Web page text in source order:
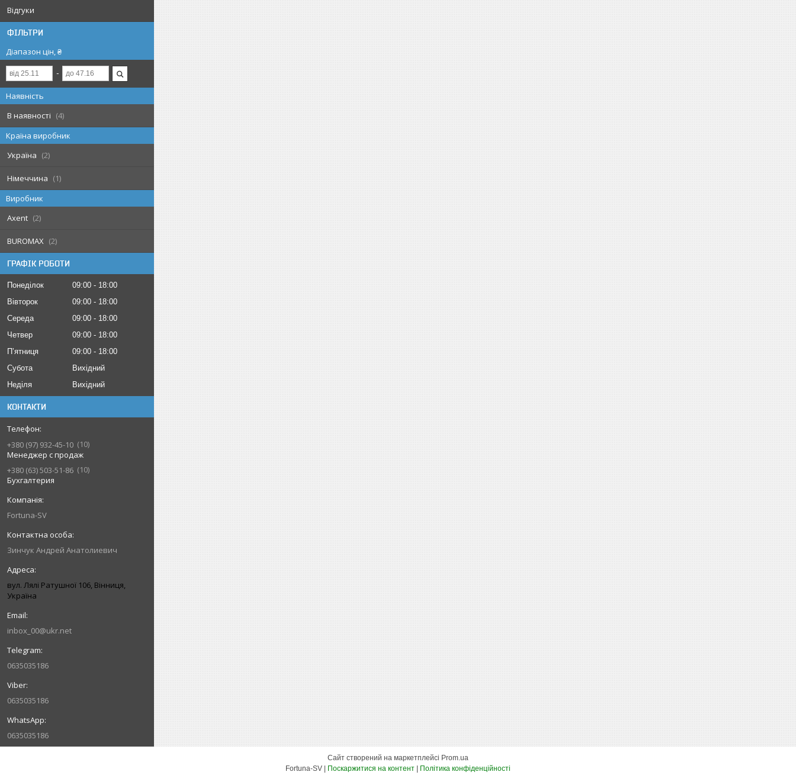
Відгуки
ФІЛЬТРИ
Діапазон цін, ₴
Наявність
В наявності
4
Країна виробник
Україна
2
Німеччина
1
Виробник
Axent
2
BUROMAX 2
ГРАФІК РОБОТИ
Понеділок 09:00
18:00
Вівторок
09:00
18:00
Середа
09:00
18:00
Четвер
09:00
18:00
Пʼятниця
09:00
18:00
Субота
Вихідний
Неділя
Вихідний
КОНТАКТИ
+380 (97) 932-45-10
10
Менеджер с продаж
+380 (63) 503-51-86
10
Бухгалтерия
Fortuna-SV
Зинчук Андрей Анатолиевич
вул. Лялі Ратушної 106, Вінниця,
Україна
inbox_00@ukr.net
0635035186
0635035186
0635035186
Сайт створений на маркетплейсі Prom.ua
Fortuna-SV | Поскаржитися на контент | Політика конфіденційності